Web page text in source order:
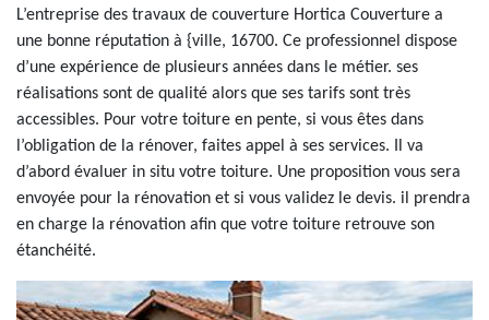
L’entreprise des travaux de couverture Hortica Couverture a
une bonne réputation à {ville, 16700. Ce professionnel dispose
d’une expérience de plusieurs années dans le métier. ses
réalisations sont de qualité alors que ses tarifs sont très
accessibles. Pour votre toiture en pente, si vous êtes dans
l’obligation de la rénover, faites appel à ses services. Il va
d’abord évaluer in situ votre toiture. Une proposition vous sera
envoyée pour la rénovation et si vous validez le devis. il prendra
en charge la rénovation afin que votre toiture retrouve son
étanchéité.